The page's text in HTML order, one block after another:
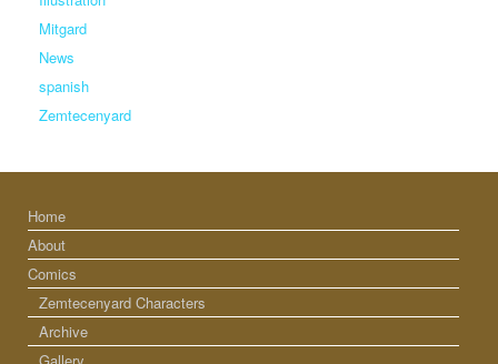
Mitgard
News
spanish
Zemtecenyard
Home
About
Comics
Zemtecenyard Characters
Archive